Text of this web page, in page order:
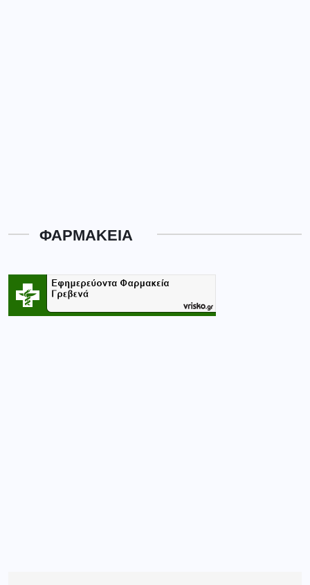
ΦΑΡΜΑΚΕΙΑ